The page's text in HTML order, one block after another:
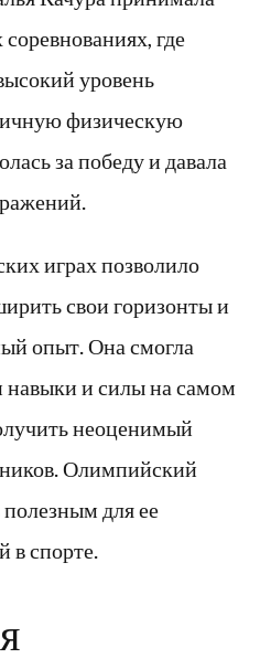
где
уровень
физическую
за победу и давала
играх позволило
свои горизонты и
опыт. Она смогла
навыки и силы на самом
неоценимый
Олимпийский
полезным для ее
в спорте.